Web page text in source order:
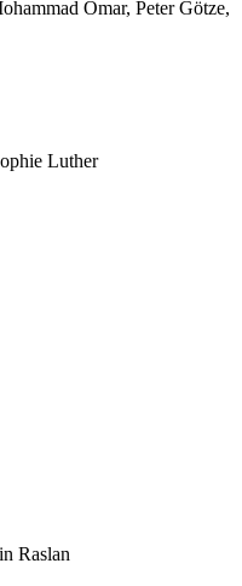
Omar, Peter Götze,
Luther
Raslan